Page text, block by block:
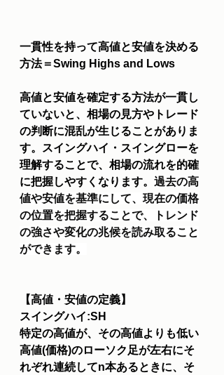
一貫性を持って高値と安値を決める
方法＝Swing Highs and Lows
高値と安値を確定する方法が一貫し
ていないと、相場の見方やトレード
の判断に混乱が生じることがありま
す。スイングハイ・スイングローを
理解することで、相場の流れを的確
に把握しやすくなります。 過去の高
値や安値を基準にして、現在の価格
の位置を把握することで、トレンド
の強さや変化の兆候を読み取ること
ができます。
【高値・安値の定義】
スイングハイ:SH
特定の高値が、その高値よりも低い
高値(価格)のローソク足が左右にそ
れぞれ連続してn本あるときに、そ